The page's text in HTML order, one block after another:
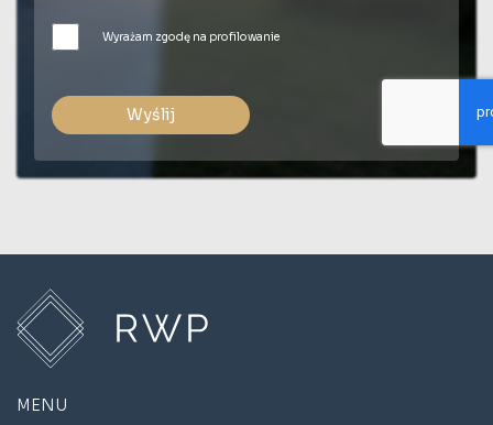
Wyrażam zgodę na profilowanie
Wyślij
MENU